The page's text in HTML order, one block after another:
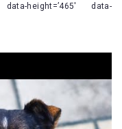
height=’465′ data-